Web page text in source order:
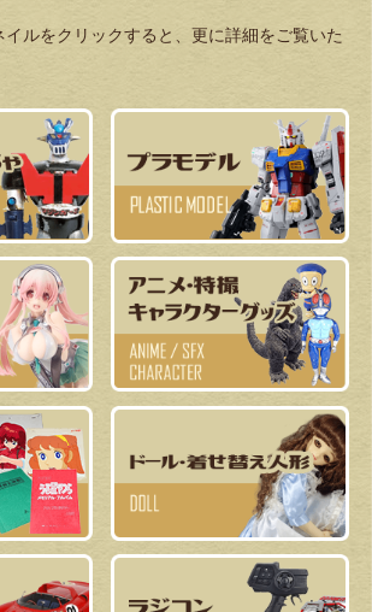
ルをクリックすると、更に詳細をご覧いた